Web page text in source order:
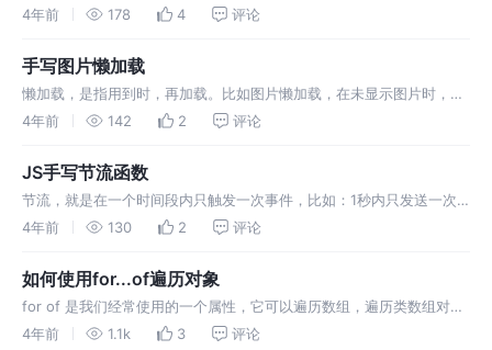
then方法的回调返回值也是promise 3. 异常穿透
4年前 178 4 评论
手写图片懒加载
懒加载，是指用到时，再加载。比如图片懒加载，在未显示图片时，显
示尺寸更小的loading图片，当图片位于视口中时，再加载图片，依次
4年前 142 2 评论
JS手写节流函数
节流，就是在一个时间段内只触发一次事件，比如：1秒内只发送一次
请求，2秒就会发送两次。应用场景：onrize，onscroll等频繁触发的函
4年前 130 2 评论
如何使用for...of遍历对象
for of 是我们经常使用的一个属性，它可以遍历数组，遍历类数组对
象，如：Set 和 Map 等。但是for of并不能遍历对象，for of只能遍历
4年前 1.1k 3 评论